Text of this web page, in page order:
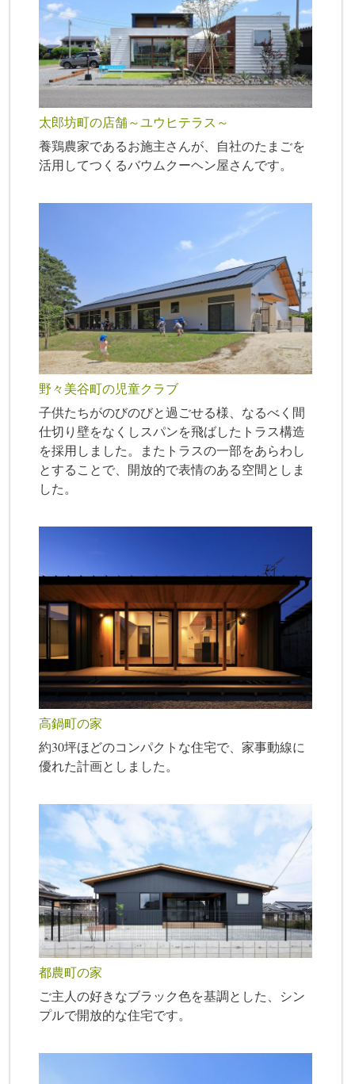
太郎坊町の店舗～ユウヒテラス～
養鶏農家であるお施主さんが、自社のたまごを
活用してつくるバウムクーヘン屋さんです。
野々美谷町の児童クラブ
子供たちがのびのびと過ごせる様、なるべく間
仕切り壁をなくしスパンを飛ばしたトラス構造
を採用しました。またトラスの一部をあらわし
とすることで、開放的で表情のある空間としま
した。
高鍋町の家
約30坪ほどのコンパクトな住宅で、家事動線に
優れた計画としました。
都農町の家
ご主人の好きなブラック色を基調とした、シン
プルで開放的な住宅です。